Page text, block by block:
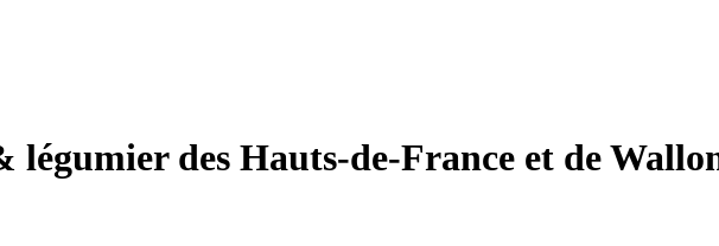
des Hauts-de-France et de